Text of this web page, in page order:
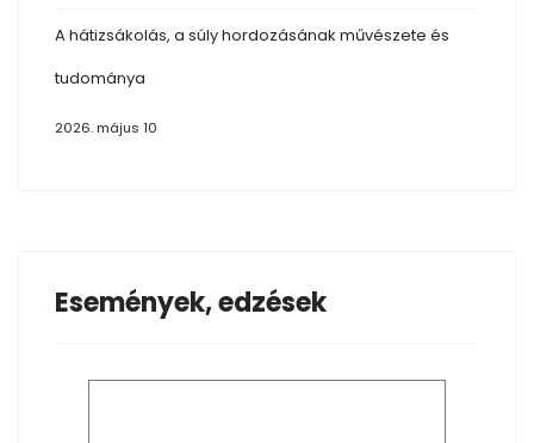
A hátizsákolás, a súly hordozásának művészete és
tudománya
2026. május 10
Események, edzések